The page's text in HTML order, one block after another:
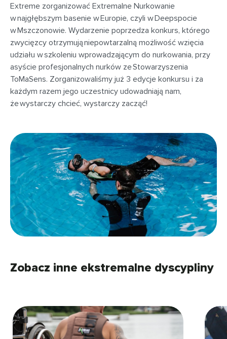
Extreme zorganizować Extremalne Nurkowanie
w najgłębszym basenie w Europie, czyli w Deepspocie
w Mszczonowie. Wydarzenie poprzedza konkurs, którego
zwycięzcy otrzymują niepowtarzalną możliwość wzięcia
udziału w szkoleniu wprowadzającym do nurkowania, przy
asyście profesjonalnych nurków ze Stowarzyszenia
ToMaSens. Zorganizowaliśmy już 3 edycje konkursu i za
każdym razem jego uczestnicy udowadniają nam,
że wystarczy chcieć, wystarczy zacząć!
Zobacz inne ekstremalne dyscypliny